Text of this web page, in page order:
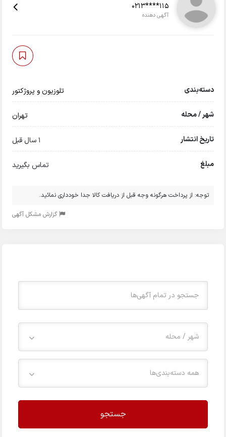
0213****115
آگهی دهنده
دسته‌بندی تلوزیون و پروژکتور
شهر / محله تهران
تاریخ انتشار 1 سال قبل
مبلغ تماس بگیرید
توجه: از پرداخت هرگونه وجه قبل از دریافت کالا جدا خودداری نمائید.
گزارش مشکل آگهی
شهر / محله
همه دسته‌بندی‌ها
جستجو